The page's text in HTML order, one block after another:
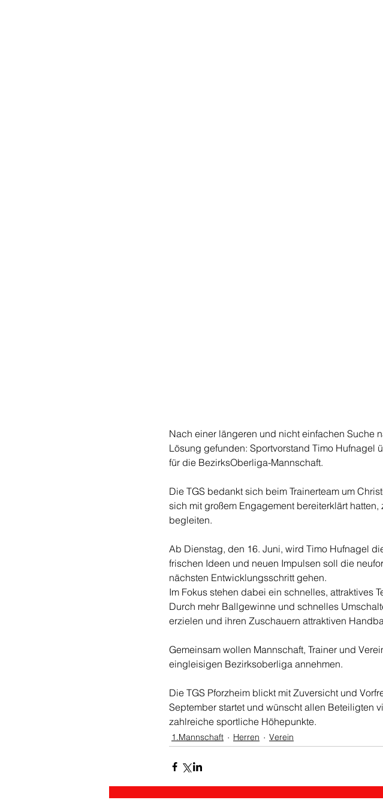
Nach einer längeren und nicht einfachen Suche
Lösung gefunden: Sportvorstand Timo Hufnagel
für die BezirksOberliga-Mannschaft.
Die TGS bedankt sich beim Trainerteam um
sich mit großem Engagement bereiterklärt
begleiten.
Ab Dienstag, den 16. Juni, wird Timo Hufnagel
frischen Ideen und neuen Impulsen soll die
nächsten Entwicklungsschritt gehen.
Im Fokus stehen dabei ein schnelles, attraktives
Durch mehr Ballgewinne und schnelles
erzielen und ihren Zuschauern attraktiven
Gemeinsam wollen Mannschaft, Trainer und
eingleisigen Bezirksoberliga annehmen.
Die TGS Pforzheim blickt mit Zuversicht und
September startet und wünscht allen Beteiligten
zahlreiche sportliche Höhepunkte.
1.Mannschaft Herren Verein